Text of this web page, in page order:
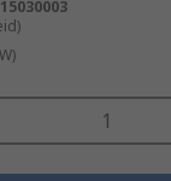
15030003